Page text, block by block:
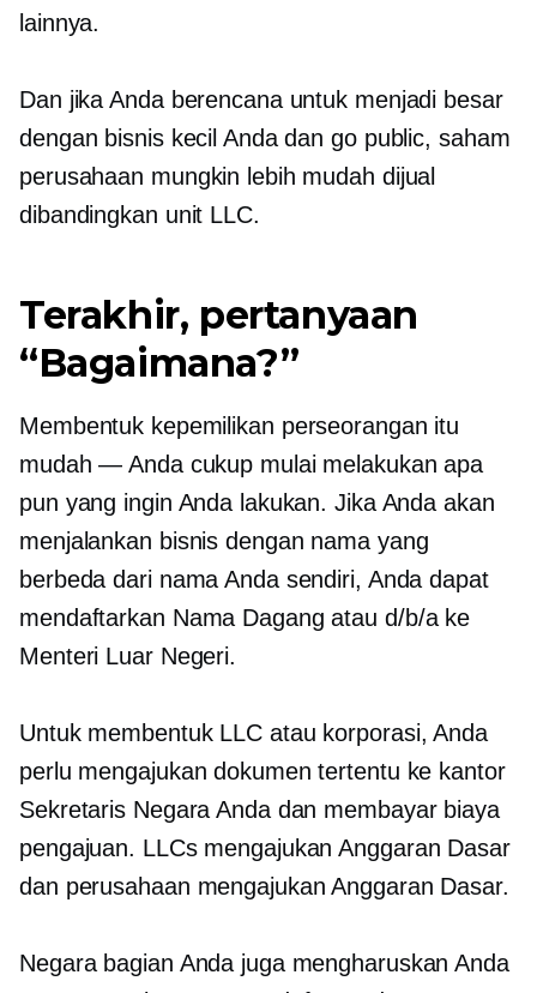
lainnya.
Dan jika Anda berencana untuk menjadi besar
dengan bisnis kecil Anda dan go public, saham
perusahaan mungkin lebih mudah dijual
dibandingkan unit LLC.
Terakhir, pertanyaan
“Bagaimana?”
Membentuk kepemilikan perseorangan itu
mudah — Anda cukup mulai melakukan apa
pun yang ingin Anda lakukan. Jika Anda akan
menjalankan bisnis dengan nama yang
berbeda dari nama Anda sendiri, Anda dapat
mendaftarkan Nama Dagang atau d/b/a ke
Menteri Luar Negeri.
Untuk membentuk LLC atau korporasi, Anda
perlu mengajukan dokumen tertentu ke kantor
Sekretaris Negara Anda dan membayar biaya
pengajuan. LLCs mengajukan Anggaran Dasar
dan perusahaan mengajukan Anggaran Dasar.
Negara bagian Anda juga mengharuskan Anda